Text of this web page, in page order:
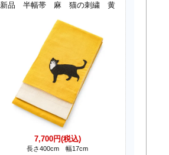
新品 半幅帯 麻 猫の刺繍 黄
7,700円(税込)
長さ400cm 幅17cm